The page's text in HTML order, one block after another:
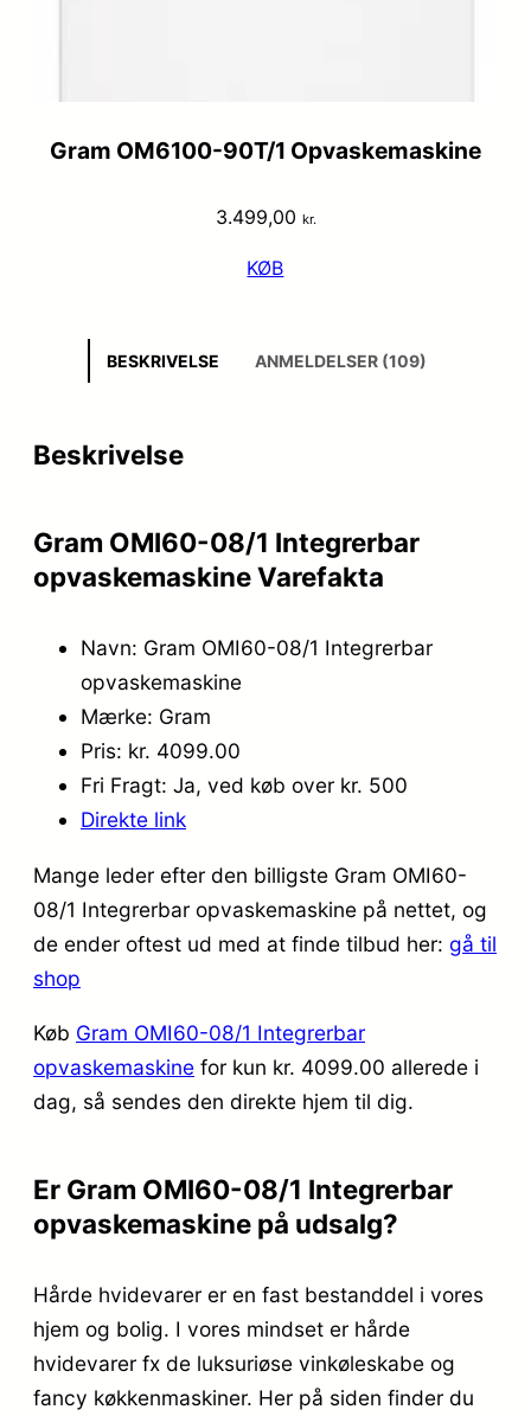
Gram OM6100-90T/1 Opvaskemaskine
3.499,00 kr.
KØB
BESKRIVELSE ANMELDELSER (109)
Beskrivelse
Gram OMI60-08/1 Integrerbar
opvaskemaskine Varefakta
Navn: Gram OMI60-08/1 Integrerbar
opvaskemaskine
Mærke: Gram
Pris: kr. 4099.00
Fri Fragt: Ja, ved køb over kr. 500
Direkte link
Mange leder efter den billigste Gram OMI60-
08/1 Integrerbar opvaskemaskine på nettet, og
de ender oftest ud med at finde tilbud her: gå til
shop
Køb Gram OMI60-08/1 Integrerbar
opvaskemaskine for kun kr. 4099.00 allerede i
dag, så sendes den direkte hjem til dig.
Er Gram OMI60-08/1 Integrerbar
opvaskemaskine på udsalg?
Hårde hvidevarer er en fast bestanddel i vores
hjem og bolig. I vores mindset er hårde
hvidevarer fx de luksuriøse vinkøleskabe og
fancy køkkenmaskiner. Her på siden finder du